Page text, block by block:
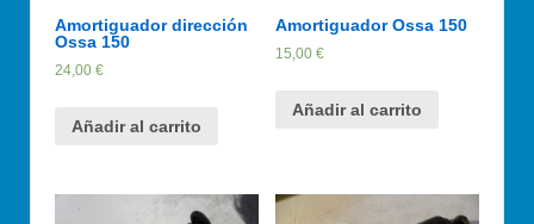
Amortiguador dirección
Ossa 150
24,00 €
Añadir al carrito
Amortiguador Ossa 150
15,00€
Añadir al carrito